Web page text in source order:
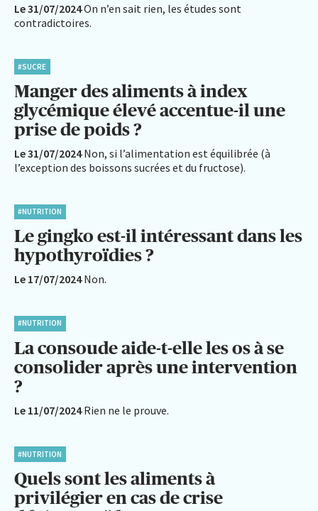
Le 31/07/2024On n’en sait rien, les études sont
contradictoires.
#SUCRE
Manger des aliments à index
glycémique élevé accentue-il une
prise de poids ?
Le 31/07/2024 Non, si l’alimentation est équilibrée (à
l’exception des boissons sucrées et du fructose).
#NUTRITION
Le gingko est-il intéressant dans les
hypothyroïdies ?
Le 17/07/2024 Non.
#NUTRITION
La consoude aide-t-elle les os à se
consolider après une intervention
?
Le 11/07/2024 Rien ne le prouve.
#NUTRITION
Quels sont les aliments à
privilégier en cas de crise